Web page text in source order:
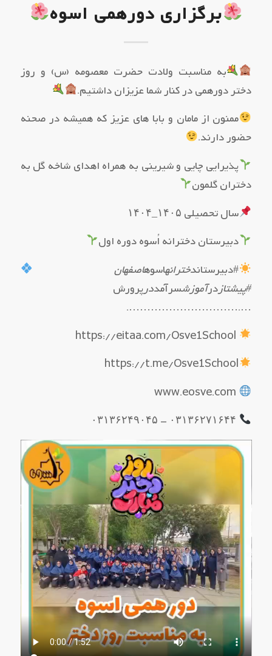
برگزاری دورهمی اسوه
به مناسبت ولادت حضرت معصومه (س) و روز
دختر دورهمی در کنار شما عزیزان داشتیم.
ممنون از مامان و بابا های عزیز که همیشه در صحنه
حضور دارند.
پذیرایی چایی و شیرینی به همراه اهدای شاخه گل به
دختران گلمون
سال تحصیلی ۱۴۰۵_۱۴۰۴
دبیرستان دخترانه اُسوه دوره اول
#دبیرستاندخترانهاسوهاصفهان
#پیشتازدرآموزشسرآمددرپرورش
….………………………….
https://t.me/Osve1School